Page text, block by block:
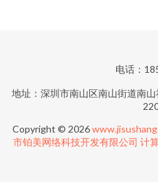
电话：
地址：深圳市南山区南山街道南
Copyright © 2026
市铂美网络科技开发有限公司 计